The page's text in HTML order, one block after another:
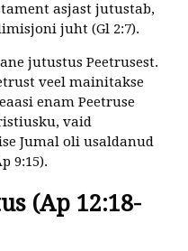
asjast jutustab,
juht (Gl 2:7).
jutustus Peetrusest.
veel mainitakse
enam Peetruse
vaid
Jumal oli usaldanud
9:15).
(Ap 12:18-